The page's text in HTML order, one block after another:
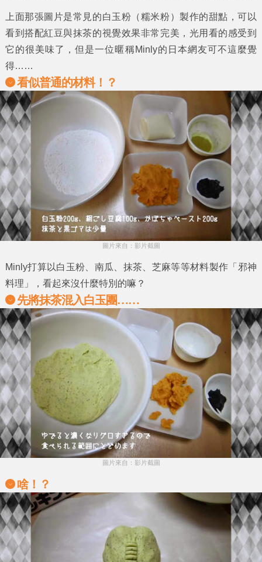
上面那張圖片是常見的白玉粉 （糯米粉）製作的甜點，可以
看到搭配紅豆與抹茶的視覺效果非常完美，光用看的感受到
它的很美味了，但是一位暱稱Minly的日本網友可不這麼覺
得……
看似普通的材料！？
圖片來自：影片截圖
Minly打算以白玉粉、南瓜、抹茶、芝麻等等材料製作 「邪神
料理」
，看起來沒什麼特別的嘛？
先將抹茶混入白玉團……
圖片來自：影片截圖
啥！？